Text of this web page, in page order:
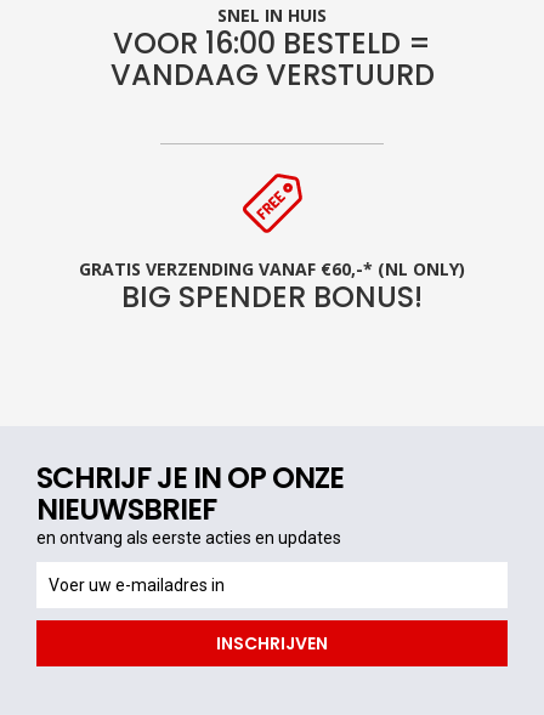
SNEL IN HUIS
VOOR 16:00 BESTELD =
VANDAAG VERSTUURD
GRATIS VERZENDING VANAF €60,-* (NL ONLY)
BIG SPENDER BONUS!
SCHRIJF JE IN OP ONZE
NIEUWSBRIEF
en ontvang als eerste acties en updates
ontvang
als
acties
INSCHRIJVEN